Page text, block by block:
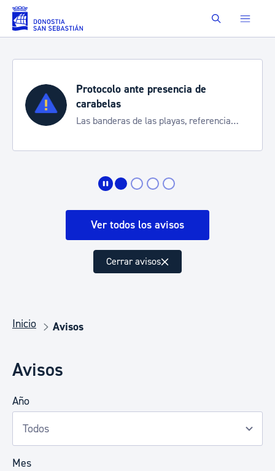
Saltar al contenido principal Buscar
Protocolo ante presencia de
carabelas
Las banderas de las playas, referencia
Ver todos los avisos
Cerrar avisos
Inicio Avisos
Avisos
Año
Mes